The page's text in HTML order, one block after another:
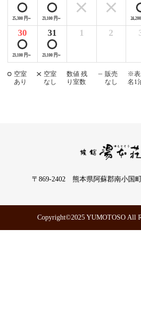
25,300 円～ 23,100 円～
30
23,100 円～
31
23,100 円～
1 2
空室
あり
空室
なし
数値 残
り室数
販売
なし
※表
名1
〒869-2402 熊本県阿蘇郡南小国
Copyright©2025 YUMOTOSO All